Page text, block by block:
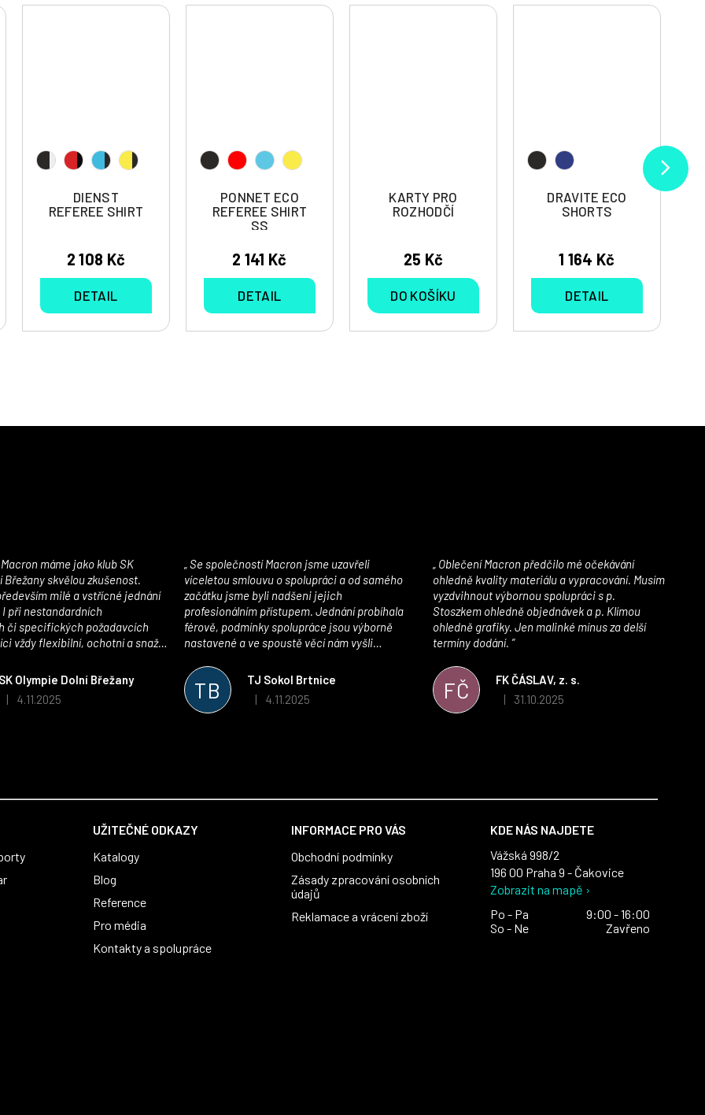
DIENST
REFEREE SHIRT
2 108 Kč
DETAIL
PONNET ECO
REFEREE SHIRT
SS
2 141 Kč
DETAIL
KARTY PRO
ROZHODČÍ
25 Kč
DO KOŠÍKU
DRAVITE ECO
SHORTS
1 164 Kč
DETAIL
SK Olympie Dolní Břežany
Hodnocení obchodu je 5 z 5 hvězdiček.
4.11.2025
Břežany skvělou zkušenost.
milé a vstřícné jednání
při nestandardních
či specifických požadavcích
vždy flexibilní, ochotní a snaží
odpovídá potřebám
TB
TJ Sokol Brtnice
Hodnocení obchodu je 5 z 5 hvězdiček.
4.11.2025
víceletou smlouvu o spolupráci a od samého
začátku jsme byli nadšeni jejich
profesionálním přístupem. Jednání probíhala
férově, podmínky spolupráce jsou výborně
nastavené a ve spoustě věcí nám vyšli
velmi kvalitní a příjemné na nošení. Velmi
oceňujeme také vytvoření klubového e-shopu,
který je perfektně zpracovaný a výrazně nám
FČ
FK ČÁSLAV, z. s.
Hodnocení obchodu je 5 z 5 hvězdiček.
31.10.2025
ohledně kvality materiálu a vypracování. Musím
vyzdvihnout výbornou spolupráci s p.
Stoszkem ohledně objednávek a p. Klímou
ohledně grafiky. Jen malinké mínus za delší
termíny dodání.
UŽITEČNÉ ODKAZY
Katalogy
Blog
Reference
Pro média
Kontakty a spolupráce
INFORMACE PRO VÁS
Obchodní podmínky
Zásady zpracování osobních
údajů
Reklamace a vrácení zboží
KDE NÁS NAJDETE
Vážská 998/2
196 00 Praha 9 - Čakovice
Zobrazit na mapě ›
Po - Pa
9:00 - 16:00
So - Ne
Zavřeno